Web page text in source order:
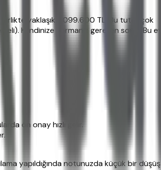
yaklaşık 2.099.600 TL. Bu tutar çok
Kendinize sormanız gereken soru: "Bu ev
ön onay hızlı gelir.
yapıldığında notunuzda küçük bir düşüş